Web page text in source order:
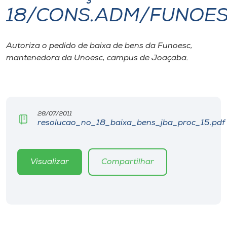
I.nova
Diplomados
CPA
Editora
18/CONS.ADM/
Autoriza o pedido de baixa de bens da Funoesc,
mantenedora da Unoesc, campus de Joaçaba.
28/07/2011
resolucao_no_18_baixa_bens_jba_proc_15.pdf
Visualizar Compartilhar